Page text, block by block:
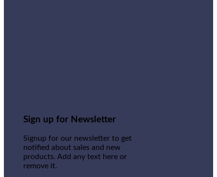
Sign up for Newsletter
Signup for our newsletter to get
notified about sales and new
products. Add any text here or
remove it.